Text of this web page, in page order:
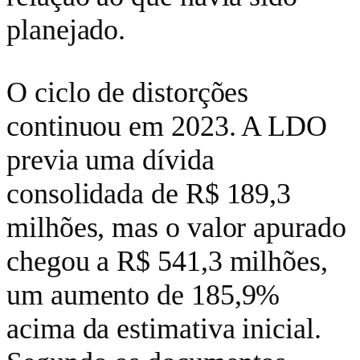
planejado.
O ciclo de distorções
continuou em 2023. A LDO
previa uma dívida
consolidada de R$ 189,3
milhões, mas o valor apurado
chegou a R$ 541,3 milhões,
um aumento de 185,9%
acima da estimativa inicial.